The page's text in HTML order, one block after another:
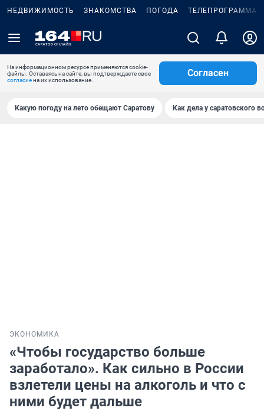
НЕДВИЖИМОСТЬ ЗНАКОМСТВА ПОГОДА ТЕЛЕПРОГРАММА
На информационном ресурсе применяются cookie-
файлы. Оставаясь на сайте, вы подтверждаете свое
согласиена их использование.
Согласен
Какую погоду на лето обещают Саратову Как дела у саратовского
ЭКОНОМИКА
«Чтобы государство больше
заработало». Как сильно в России
взлетели цены на алкоголь и что с
ними будет дальше